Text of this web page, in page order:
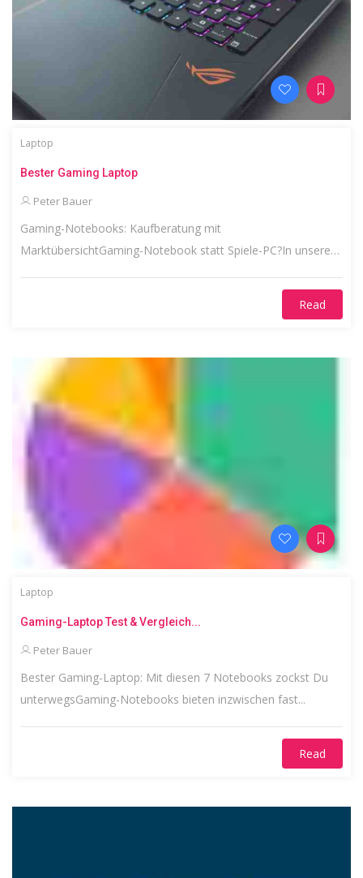
Laptop
Bester Gaming Laptop
Peter Bauer
Gaming-Notebooks: Kaufberatung mit
MarktübersichtGaming-Notebook statt Spiele-PC?In unserem
Read
Laptop
Gaming-Laptop Test & Vergleich...
Peter Bauer
Bester Gaming-Laptop: Mit diesen 7 Notebooks zockst Du
unterwegsGaming-Notebooks bieten inzwischen fast...
Read